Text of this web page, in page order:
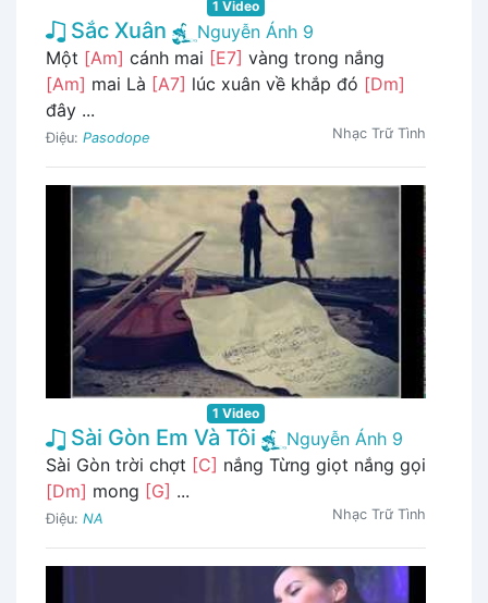
1 Video
Sắc Xuân
Nguyễn Ánh 9
Một [Am] cánh mai [E7] vàng trong nắng
[Am] mai Là [A7] lúc xuân về khắp đó [Dm]
đây ...
Điệu: Pasodope Nhạc Trữ Tình
1 Video
Sài Gòn Em Và Tôi
Nguyễn Ánh 9
Sài Gòn trời chợt [C] nắng Từng giọt nắng gọi
[Dm] mong [G] ...
Điệu: NA Nhạc Trữ Tình